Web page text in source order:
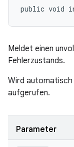
public void
Meldet einen
Fehlerzustands.
Wird
aufgerufen.
Parameter